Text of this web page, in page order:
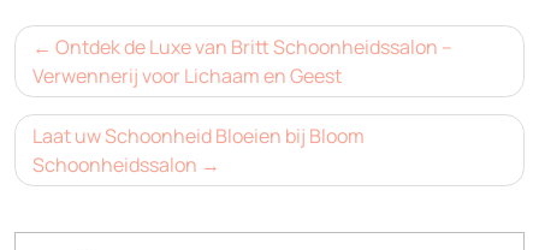
Bericht
navigatie
Ontdek de Luxe van Britt Schoonheidssalon –
Verwennerij voor Lichaam en Geest
Laat uw Schoonheid Bloeien bij Bloom
Schoonheidssalon